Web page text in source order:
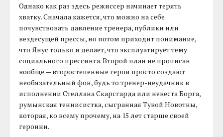
Однако как раз здесь режиссер начинает терять
хватку. Сначала кажется, что можно на себе
почувствовать давление тренера, публики или
вездесущей прессы, но потом приходит понимание,
что Янус только и делает, что эксплуатирует тему
социального прессинга. Второй план не прописан
вообще — второстепенные герои просто создают
необязательный фон, будь то тренер-неудачник в
исполнении Стеллана Скарсгарда или невеста Борга,
румынская теннисистка, сыгранная Тувой Новотны,
которая, ко всему прочему, на 15 лет старше своей
героини.